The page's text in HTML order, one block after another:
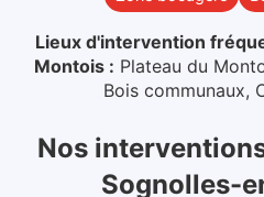
Lieux d'intervention
Montois : Plateau du
Bois communaux,
Nos
Sognolles-